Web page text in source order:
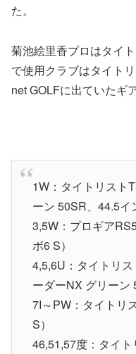
た。
菊池絵里香プロはタイ
で使用クラブはタイト
net GOLFに出ていたギ
1W：タイトリスト
ーン 50SR、44.5イ
3,5W：プロギア
ボ6 S）
4,5,6U：タイトリ
ーダーNX グリーン
7I～PW：タイトリ
S）
46,51,57度：タイ